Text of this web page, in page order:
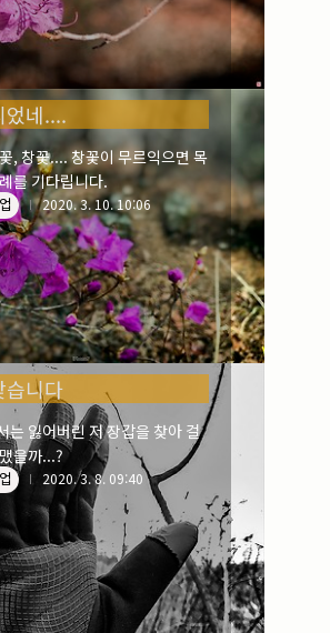
었네....
, 창꽃.... 창꽃이 무르익으면 목
를 기다립니다.
2020. 3. 10. 10:06
습니다
는 잃어버린 저 장갑을 찾아 걸
을까...?
2020. 3. 8. 09:40